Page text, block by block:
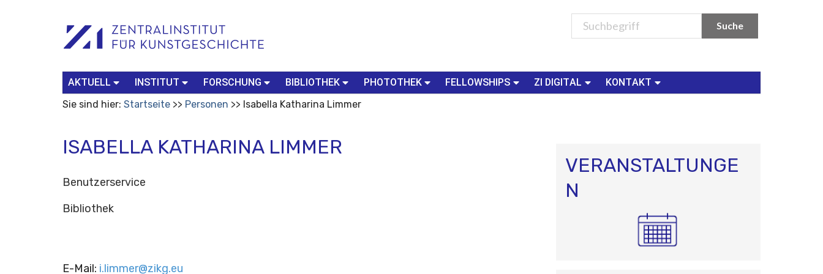
Werkzeuge
Search…
AKTUELL INSTITUT FORSCHUNG BIBLIOTHEK PHOTOTHEK FELLOWSHIPS ZI DIGITAL
KONTAKT
Sie sind hier: Startseite Personen Isabella Katharina Limmer
ISABELLA KATHARINA LIMMER
Benutzerservice
Bibliothek
E-Mail: i.limmer@zikg.eu
VERANSTALTUNGE
N